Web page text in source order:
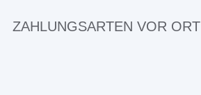
ZAHLUNGSARTEN VOR ORT